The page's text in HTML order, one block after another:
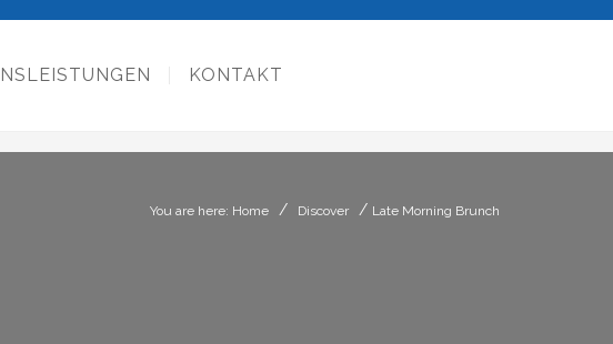
KONTAKT
You are here: Home / Discover / Late Morning Brunch